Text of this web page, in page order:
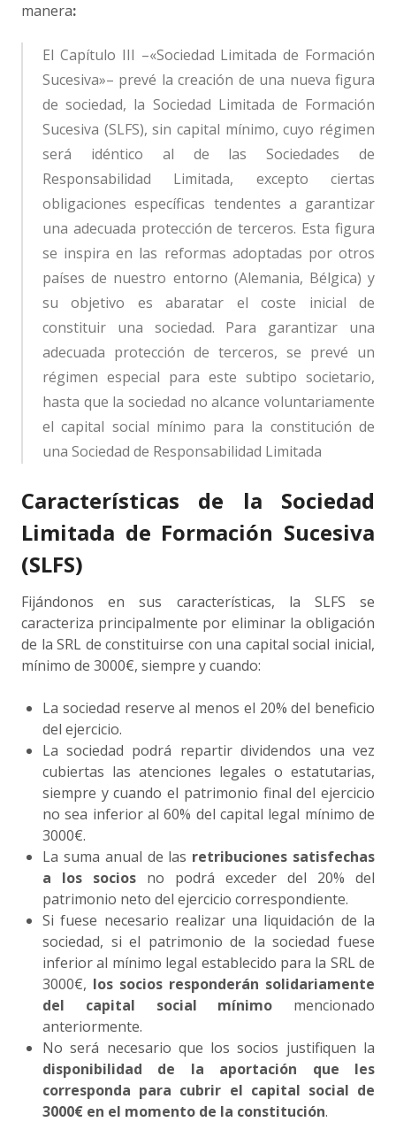
manera:
El Capítulo III –«Sociedad Limitada de Formación
Sucesiva»– prevé la creación de una nueva figura
de sociedad, la Sociedad Limitada de Formación
Sucesiva (SLFS), sin capital mínimo, cuyo régimen
será idéntico al de las Sociedades de
Responsabilidad Limitada, excepto ciertas
obligaciones específicas tendentes a garantizar
una adecuada protección de terceros. Esta figura
se inspira en las reformas adoptadas por otros
países de nuestro entorno (Alemania, Bélgica) y
su objetivo es abaratar el coste inicial de
constituir una sociedad. Para garantizar una
adecuada protección de terceros, se prevé un
régimen especial para este subtipo societario,
hasta que la sociedad no alcance voluntariamente
el capital social mínimo para la constitución de
una Sociedad de Responsabilidad Limitada
Características de la Sociedad
Limitada de Formación Sucesiva
(SLFS)
Fijándonos en sus características, la SLFS se
caracteriza principalmente por eliminar la obligación
de la SRL de constituirse con una capital social inicial,
mínimo de 3000€, siempre y cuando:
La sociedad reserve al menos el 20% del beneficio
del ejercicio.
La sociedad podrá repartir dividendos una vez
cubiertas las atenciones legales o estatutarias,
siempre y cuando el patrimonio final del ejercicio
no sea inferior al 60% del capital legal mínimo de
3000€.
La suma anual de las retribuciones satisfechas
a los socios no podrá exceder del 20% del
patrimonio neto del ejercicio correspondiente.
Si fuese necesario realizar una liquidación de la
sociedad, si el patrimonio de la sociedad fuese
inferior al mínimo legal establecido para la SRL de
3000€, los socios responderán solidariamente
del capital social mínimo mencionado
anteriormente.
No será necesario que los socios justifiquen la
disponibilidad de la aportación que les
corresponda para cubrir el capital social de
3000€ en el momento de la constitución.